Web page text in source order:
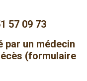
57 09 73
par un médecin
(formulaire